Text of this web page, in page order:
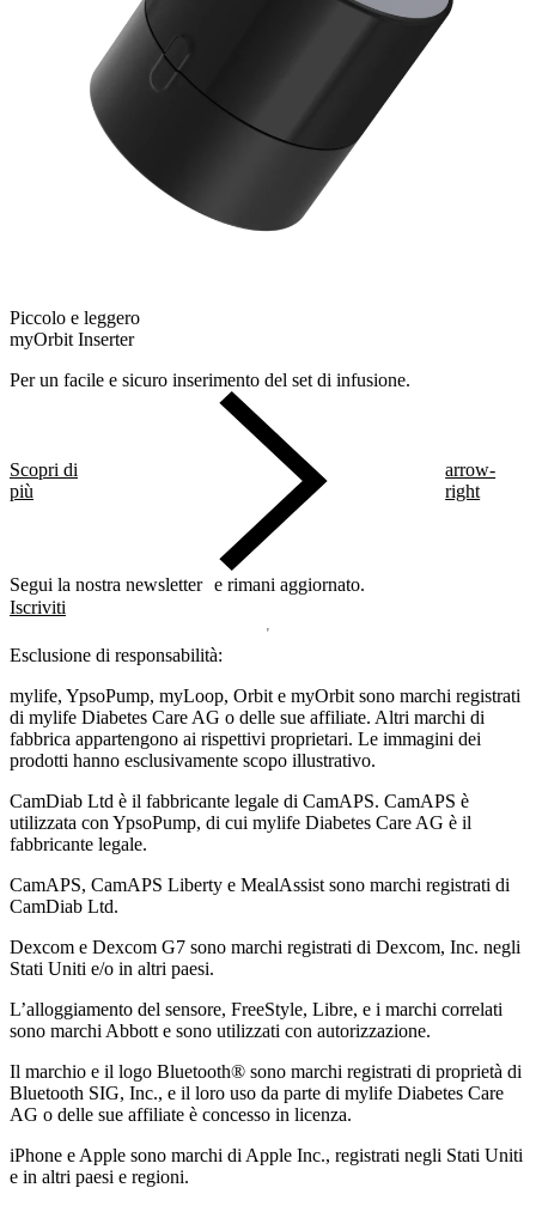
Piccolo e leggero
myOrbit Inserter
Per un facile e sicuro inserimento del set di infusione.
Scopri di
più
arrow-
right
Segui la nostra newsletter e rimani aggiornato.
Iscriviti
Esclusione di responsabilità:
mylife, YpsoPump, myLoop, Orbit e myOrbit sono marchi registrati
di mylife Diabetes Care AG o delle sue affiliate. Altri marchi di
fabbrica appartengono ai rispettivi proprietari. Le immagini dei
prodotti hanno esclusivamente scopo illustrativo.
CamDiab Ltd è il fabbricante legale di CamAPS. CamAPS è
utilizzata con YpsoPump, di cui mylife Diabetes Care AG è il
fabbricante legale.
CamAPS, CamAPS Liberty e MealAssist sono marchi registrati di
CamDiab Ltd.
Dexcom e Dexcom G7 sono marchi registrati di Dexcom, Inc. negli
Stati Uniti e/o in altri paesi.
L’alloggiamento del sensore, FreeStyle, Libre, e i marchi correlati
sono marchi Abbott e sono utilizzati con autorizzazione.
Il marchio e il logo Bluetooth® sono marchi registrati di proprietà di
Bluetooth SIG, Inc., e il loro uso da parte di mylife Diabetes Care
AG o delle sue affiliate è concesso in licenza.
iPhone e Apple sono marchi di Apple Inc., registrati negli Stati Uniti
e in altri paesi e regioni.